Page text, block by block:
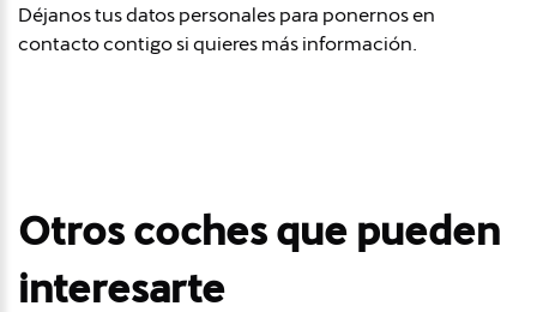
Déjanos tus datos personales para ponernos en
contacto contigo si quieres más información.
Otros coches que pueden
interesarte